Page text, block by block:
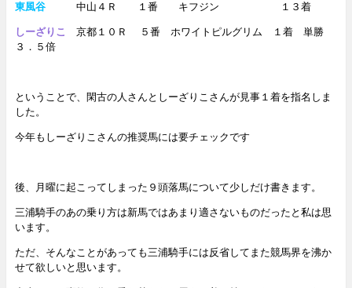
東風谷中山４Ｒ １番 キフジン １３着
しーざりこ
京都１０Ｒ ５番 ホワイトピルグリム １着単勝
３．５倍
ということで、閑古の人さんとしーざりこさんが見事１着を指名しま
した。
今年もしーざりこさんの推奨馬には要チェックです
後、月曜に起こってしまった９頭落馬について少しだけ書きます。
三浦騎手のあの乗り方は新馬ではあまり適さないものだったと私は思
います。
ただ、そんなことがあっても三浦騎手には反省してまた競馬界を沸か
せて欲しいと思います。